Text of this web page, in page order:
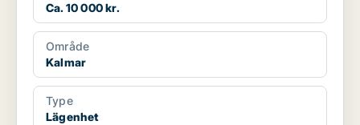
Ca. 10 000 kr.
Område
Kalmar
Type
Lägenhet